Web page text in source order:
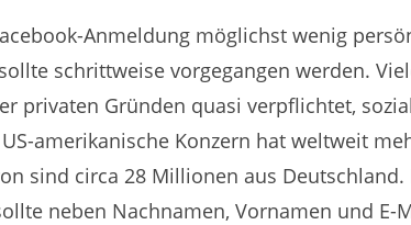
Anmeldung möglichst wenig
schrittweise vorgegangen werden.
privaten Gründen quasi verpflichtet,
amerikanische Konzern hat weltweit
sind circa 28 Millionen aus Deutschland.
neben Nachnamen, Vornamen und E-